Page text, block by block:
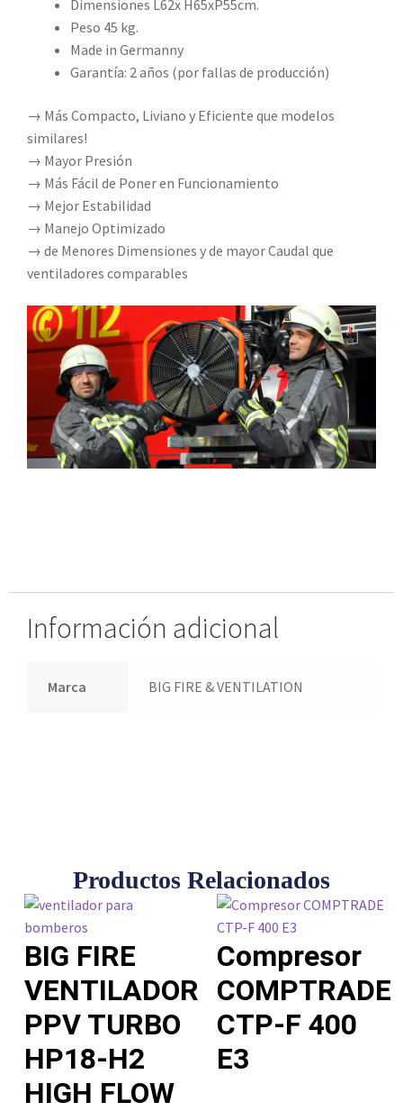
Dimensiones L62x H65xP55cm.
Peso 45 kg.
Made in Germanny
Garantía: 2 años (por fallas de producción)
→ Más Compacto, Liviano y Eficiente que modelos
similares!
→ Mayor Presión
→ Más Fácil de Poner en Funcionamiento
→ Mejor Estabilidad
→ Manejo Optimizado
→ de Menores Dimensiones y de mayor Caudal que
ventiladores comparables
Información adicional
Marca BIG FIRE & VENTILATION
Productos Relacionados
BIG FIRE
VENTILADOR
PPV TURBO
HP18-H2
HIGH FLOW
Compresor
COMPTRADE
CTP-F 400
E3